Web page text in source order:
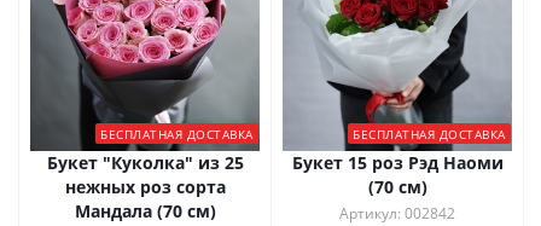
БЕСПЛАТНАЯ ДОСТАВКА
Букет "Куколка" из 25
нежных роз сорта
Мандала (70 см)
БЕСПЛАТНАЯ ДОСТАВКА
Букет 15 роз Рэд Наоми
(70 см)
Артикул: 002842